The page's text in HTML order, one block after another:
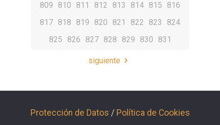
809
810 811 812 813 814 815
816
817 818 819 820 821 822 823
824
825
826 827 828 829 830 831
siguiente
Protección de Datos / Política de Cookies